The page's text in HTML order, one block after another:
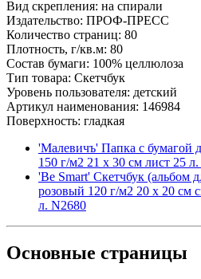
Вид скрепления: на спирали
Издательство: ПРОФ-ПРЕСС
Количество страниц: 80
Плотность, г/кв.м: 80
Состав бумаги: 100% целлюлоза
Тип товара: Скетчбук
Уровень пользователя: детский
Артикул наименования: 146984
Поверхность: гладкая
'Малевичъ' Папка с бумагой
150 г/м2 21 х 30 см лист 25 л.
'Be Smart' Скетчбук (альбом
розовый 120 г/м2 20 х 20 см
л. N2680
Основные страницы